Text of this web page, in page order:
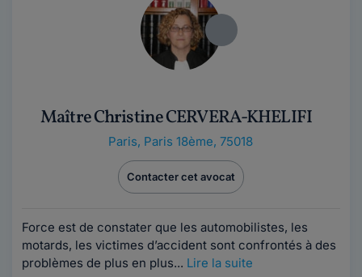
Maître Christine CERVERA-KHELIFI
Paris, Paris 18ème, 75018
Contacter cet avocat
Force est de constater que les automobilistes, les
motards, les victimes d’accident sont confrontés à des
problèmes de plus en plus... Lire la suite